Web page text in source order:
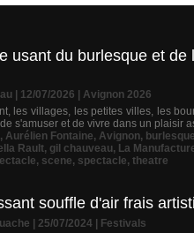
usant du burlesque et
| 12/07/2026
Avignon 2026
les villages, les petites villes, les
s'amuser et de vivre dans un plaisir
, Aurélien Fontaine, Avignon, burlesque
Rault, gil chauveau, La
, scene, spectacle, theatre
souffle d'air frais
| 25/07/2024
Festivals